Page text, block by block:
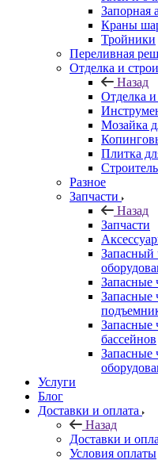
Запорная
Краны
Тройники
Переливная
Отделка и
Назад
Отделка и
Мозайка
Плитка
Разное
Запчасти
Назад
Запчасти
Запасный
Запасные
Запасные
Запасные
бассейнов
Запасные
Услуги
Блог
Доставки и оплата
Назад
Доставки и
Условия оплаты